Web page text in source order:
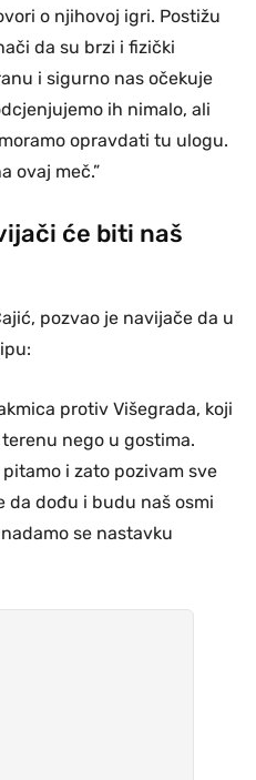
o njihovoj igri. Postižu
da su brzi i fizički
i sigurno nas očekuje
ih nimalo, ali
opravdati tu ulogu.
ovaj meč.”
će biti naš
pozvao je navijače da u
protiv Višegrada, koji
nego u gostima.
i zato pozivam sve
da dođu i budu naš osmi
se nastavku